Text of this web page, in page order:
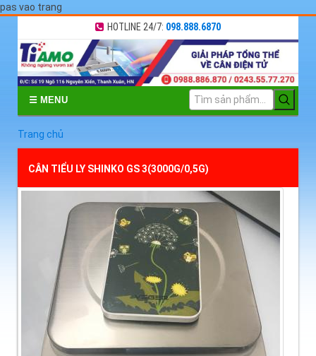
pas vao trang
HOTLINE 24/7: 098.888.6870
☰ MENU
Trang chủ
CÂN TIỂU LY SHINKO GS 3(3000G/0,5G)